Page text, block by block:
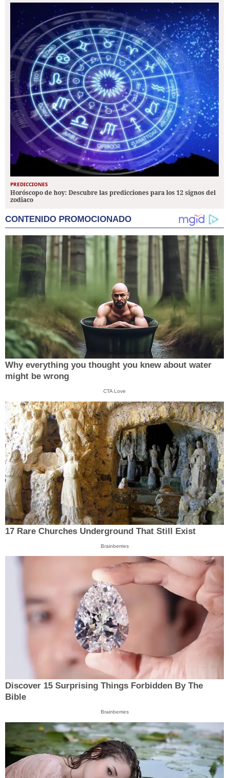
PREDICCIONES
Horóscopo de hoy: Descubre las predicciones para los 12 signos del
zodiaco
CONTENIDO PROMOCIONADO
Why everything you thought you knew about water
might be wrong
CTA Love
17 Rare Churches Underground That Still Exist
Brainberries
Discover 15 Surprising Things Forbidden By The
Bible
Brainberries